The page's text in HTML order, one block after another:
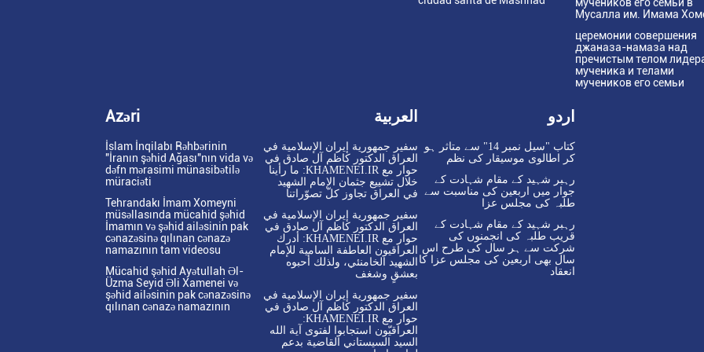
Мусалла им. Имама
церемонии совершения
джаназа-намаза над
пречистым телом
мученика и телами
мучеников его семьи
Azəri
İslam İnqilabı Rəhbərinin
"İranın şəhid Ağası"nın vida və
dəfn mərasimi münasibətilə
müraciəti
Tehrandakı İmam Xomeyni
müsəllasında mücahid şəhid
İmamın və şəhid ailəsinin pak
cənazəsinə qılınan cənazə
namazının tam videosu
Mücahid şəhid Ayətullah Əl-
Üzma Seyid Əli Xamenei və
şəhid ailəsinin pak cənazəsinə
qılınan cənazə namazının
العربية
سفير جمهورية إيران الإسلامية في
العراق الدكتور كاظم آل صادق في
حوار مع KHAMENEI.IR: ما رأينا
خلال تشييع جثمان الإمام الشهيد
في العراق تجاوز كلّ تصوّراتنا
سفير جمهورية إيران الإسلامية في
العراق الدكتور كاظم آل صادق في
حوار مع KHAMENEI.IR: أدرك
العراقيون العاطفة السامية للإمام
الشهيد الخامنئي، ولذلك أحبوه
بعشقٍ وشغف
سفير جمهورية إيران الإسلامية في
العراق الدكتور كاظم آل صادق في
حوار مع KHAMENEI.IR:
العراقيّون استجابوا لفتوى آية الله
السيد السيستاني القاضية بدعم
اردو
کتاب "سیل نمبر 14" سے متاثر ہو
کر اطالوی موسیقار کی نظم
رہبر شہید کے مقام شہادت کے
جوار میں اربعین کی مناسبت سے
طلبہ کی مجلس عزا
رہبر شہید کے مقام شہادت کے
قریب طلبہ کی انجمنوں کی
شرکت سے ہر سال کی طرح اس
سال بھی اربعین کی مجلس عزا کا
انعقاد